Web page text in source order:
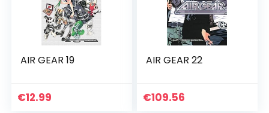
AIR GEAR 19
€12.99
AIR GEAR 22
€109.56